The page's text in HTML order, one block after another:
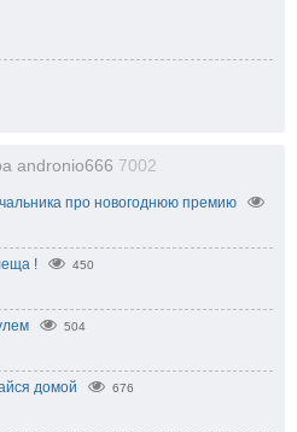
andronio666 7002
про новогоднюю премию
! 450
504
домой 676